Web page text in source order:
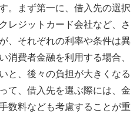
。まず第一に、借入先の選択
レジットカード会社など、さ
、それぞれの利率や条件は異
消費者金融を利用する場合、
と、後々の負担が大きくなる
て、借入先を選ぶ際には、金
数料なども考慮することが重